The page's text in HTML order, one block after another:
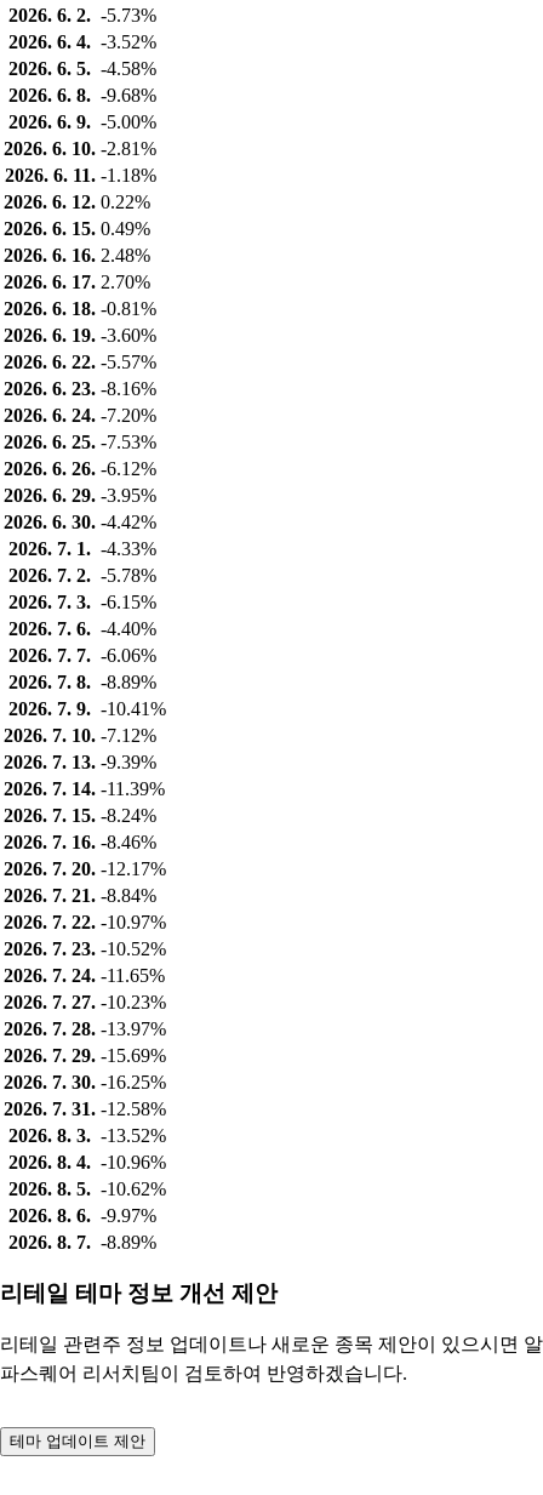
2026. 6. 2. -5.73%
2026. 6. 4. -3.52%
2026. 6. 5. -4.58%
2026. 6. 8. -9.68%
2026. 6. 9. -5.00%
2026. 6. 10. -2.81%
2026. 6. 11. -1.18%
2026. 6. 12. 0.22%
2026. 6. 15. 0.49%
2026. 6. 16. 2.48%
2026. 6. 17. 2.70%
2026. 6. 18. -0.81%
2026. 6. 19. -3.60%
2026. 6. 22. -5.57%
2026. 6. 23. -8.16%
2026. 6. 24. -7.20%
2026. 6. 25. -7.53%
2026. 6. 26. -6.12%
2026. 6. 29. -3.95%
2026. 6. 30. -4.42%
2026. 7. 1. -4.33%
2026. 7. 2. -5.78%
2026. 7. 3. -6.15%
2026. 7. 6. -4.40%
2026. 7. 7. -6.06%
2026. 7. 8. -8.89%
2026. 7. 9. -10.41%
2026. 7. 10. -7.12%
2026. 7. 13. -9.39%
2026. 7. 14. -11.39%
2026. 7. 15. -8.24%
2026. 7. 16. -8.46%
2026. 7. 20. -12.17%
2026. 7. 21. -8.84%
2026. 7. 22. -10.97%
2026. 7. 23. -10.52%
2026. 7. 24. -11.65%
2026. 7. 27. -10.23%
2026. 7. 28. -13.97%
2026. 7. 29. -15.69%
2026. 7. 30. -16.25%
2026. 7. 31. -12.58%
2026. 8. 3. -13.52%
2026. 8. 4. -10.96%
2026. 8. 5. -10.62%
2026. 8. 6. -9.97%
2026. 8. 7. -8.89%
리테일 테마 정보 개선 제안
리테일 관련주 정보 업데이트나 새로운 종목 제안이 있으시면 알
파스퀘어 리서치팀이 검토하여 반영하겠습니다.
테마 업데이트 제안